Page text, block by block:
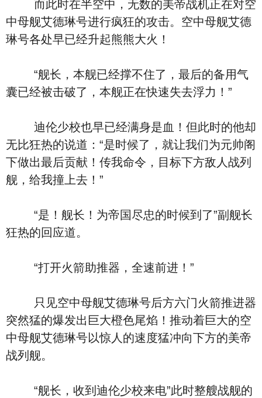
而此时在半空中，无数的美帝战机正在对空
中母舰艾德琳号进行疯狂的攻击。空中母舰艾德
琳号各处早已经升起熊熊大火！
“舰长，本舰已经撑不住了，最后的备用气
囊已经被击破了，本舰正在快速失去浮力！”
迪伦少校也早已经满身是血！但此时的他却
无比狂热的说道：“是时候了，就让我们为元帅阁
下做出最后贡献！传我命令，目标下方敌人战列
舰，给我撞上去！”
“是！舰长！为帝国尽忠的时候到了”副舰长
狂热的回应道。
“打开火箭助推器，全速前进！”
只见空中母舰艾德琳号后方六门火箭推进器
突然猛的爆发出巨大橙色尾焰！推动着巨大的空
中母舰艾德琳号以惊人的速度猛冲向下方的美帝
战列舰。
“舰长，收到迪伦少校来电”此时整艘战舰的